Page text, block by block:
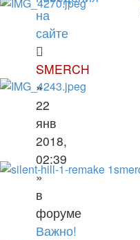
на
сайте
SMERCH
»
22
янв
2018,
02:39
»
в
форуме
Важно!